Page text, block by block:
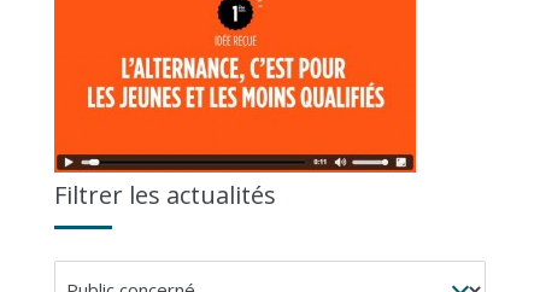
Filtrer les actualités